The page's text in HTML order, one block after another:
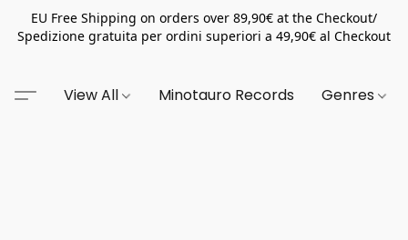
EU Free Shipping on orders over 89,90€ at the Checkout/
Spedizione gratuita per ordini superiori a 49,90€ al Checkout
View All Minotauro Records Genres